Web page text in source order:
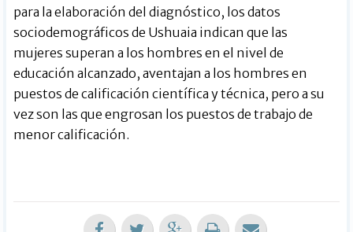
para la elaboración del diagnóstico, los datos
sociodemográficos de Ushuaia indican que las
mujeres superan a los hombres en el nivel de
educación alcanzado, aventajan a los hombres en
puestos de calificación científica y técnica, pero a su
vez son las que engrosan los puestos de trabajo de
menor calificación.